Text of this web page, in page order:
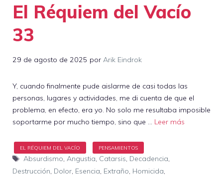
El Réquiem del Vacío
33
29 de agosto de 2025 por Arik Eindrok
Y, cuando finalmente pude aislarme de casi todas las
personas, lugares y actividades, me di cuenta de que el
problema, en efecto, era yo. No solo me resultaba imposible
soportarme por mucho tiempo, sino que … Leer más
Etiquetas
Absurdismo Angustia Catarsis Decadencia
Destrucción Dolor Esencia Extraño Homicida